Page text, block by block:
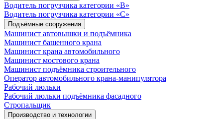
Водитель погрузчика категории «B»
Водитель погрузчика категории «С»
Подъёмные сооружения
Машинист автовышки и подъёмника
Машинист башенного крана
Машинист крана автомобильного
Машинист мостового крана
Машинист подъёмника строительного
Оператор автомобильного крана-манипулятора
Рабочий люльки
Рабочий люльки подъёмника фасадного
Стропальщик
Производство и технологии